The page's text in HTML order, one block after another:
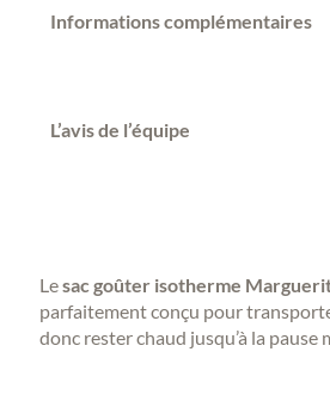
Informations complémentaires
L’avis de l’équipe
Lesac goûter isotherme
parfaitement conçu pour
donc rester chaud jusqu’à la